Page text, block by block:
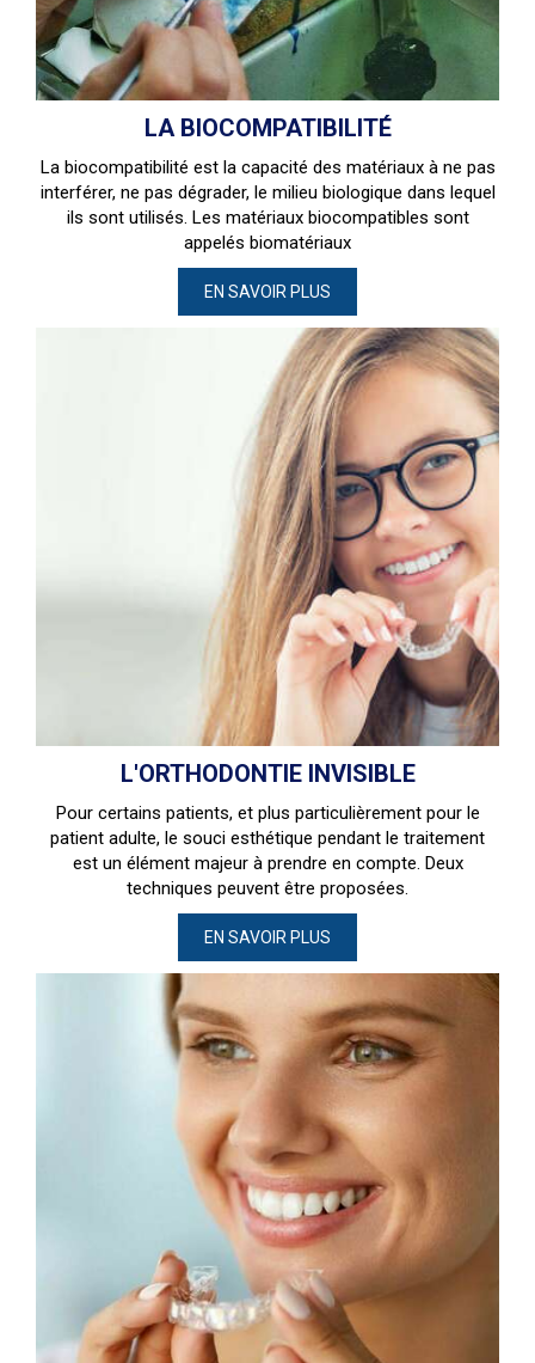
LA BIOCOMPATIBILITÉ
La biocompatibilité est la capacité des matériaux à ne pas
interférer, ne pas dégrader, le milieu biologique dans lequel
ils sont utilisés. Les matériaux biocompatibles sont
appelés biomatériaux
EN SAVOIR PLUS
L'ORTHODONTIE INVISIBLE
Pour certains patients, et plus particulièrement pour le
patient adulte, le souci esthétique pendant le traitement
est un élément majeur à prendre en compte. Deux
techniques peuvent être proposées.
EN SAVOIR PLUS